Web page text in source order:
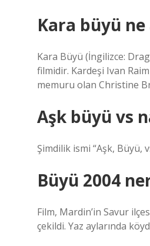
Kara büyü
Kara Büyü (İngilizce:
filmidir. Kardeşi Ivan
memuru olan Christine
Aşk büyü vs
Şimdilik ismi “Aşk, Büyü,
Büyü 2004
Film, Mardin’in Savur
çekildi. Yaz aylarında